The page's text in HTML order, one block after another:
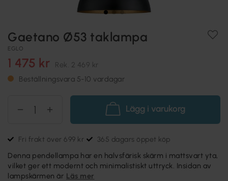
Gaetano Ø53 taklampa
EGLO
1 475 kr Rek. 2 469 kr
Beställningsvara 5-10 vardagar
Lägg i varukorg
Fri frakt över 699 kr 365 dagars öppet köp
Denna pendellampa har en halvsfärisk skärm i mattsvart yta,
vilket ger ett modernt och minimalistiskt uttryck. Insidan av
lampskärmen är Läs mer